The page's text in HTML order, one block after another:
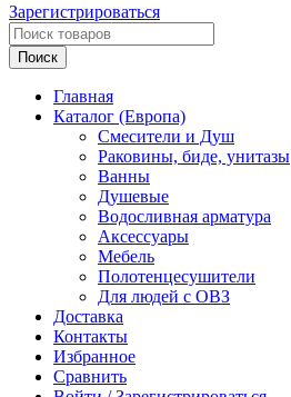
Зарегистрироваться
Поиск
Главная
Каталог (Европа)
Смесители и Душ
Раковины, биде, унитазы
Ванны
Душевые
Водосливная арматура
Аксессуары
Мебель
Полотенцесушители
Для людей с ОВЗ
Доставка
Контакты
Избранное
Сравнить